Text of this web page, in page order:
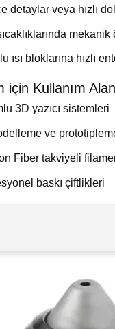
detaylar veya hızlı
bloklarına hızlı
Kullanım
3D yazıcı sistemleri
ve
Fiber takviyeli
baskı çiftlikleri